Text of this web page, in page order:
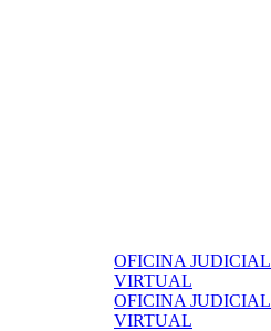
OFICINA JUDICIAL
VIRTUAL
OFICINA JUDICIAL
VIRTUAL